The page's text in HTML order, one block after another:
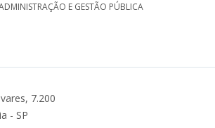
E GESTÃO PÚBLICA
7.200
- SP